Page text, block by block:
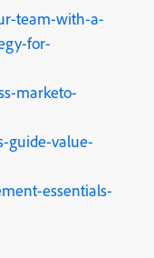
team-with-a-
for-
marketo-
guide-value-
essentials-